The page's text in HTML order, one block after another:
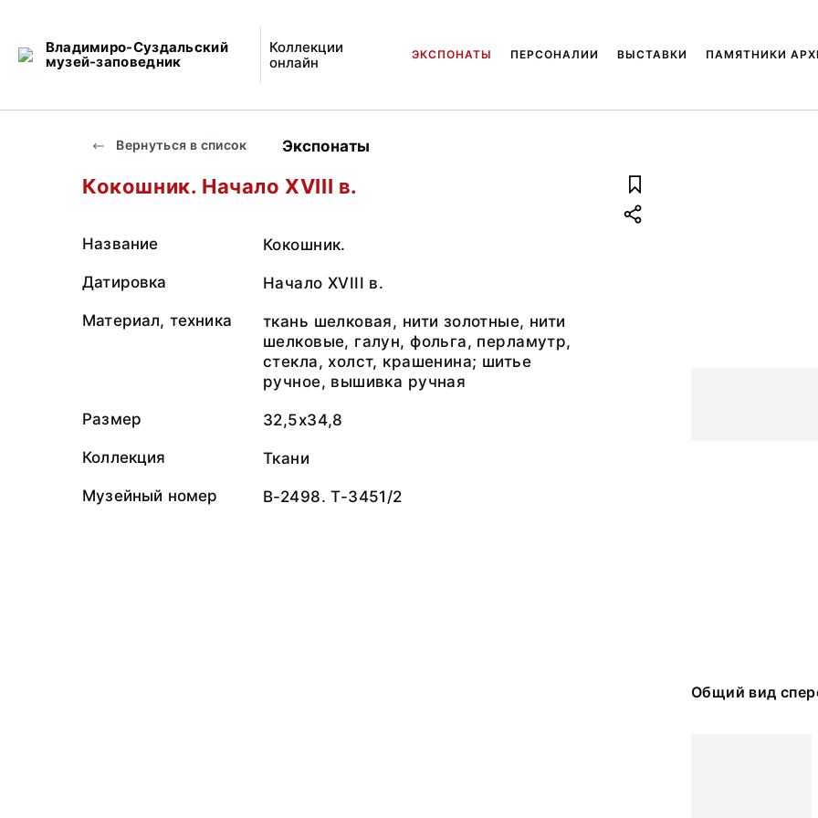
Владимиро-Суздальский
музей-заповедник
Коллекции
онлайн
ЭКСПОНАТЫ ПЕРСОНАЛИИ ВЫСТАВКИ ПАМЯТНИКИ
Вернуться в список Экспонаты
Общий вид
Кокошник. Начало XVIII в.
Название Кокошник.
Датировка Начало XVIII в.
Материал, техника
ткань шелковая, нити золотные, нити
шелковые, галун, фольга, перламутр,
стекла, холст, крашенина; шитье
ручное, вышивка ручная
Размер 32,5x34,8
Коллекция Ткани
Музейный номер В-2498. Т-3451/2